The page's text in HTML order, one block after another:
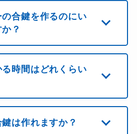
合鍵を作るのにい
？
時間はどれくらい
は作れますか？